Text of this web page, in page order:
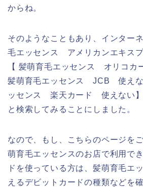
からね。
そのようなこともあり、インター
毛エッセンス アメリカンエキス
【 髪萌育毛エッセンス オリコカ
髪萌育毛エッセンス JCB 使えな
ッセンス 楽天カード 使えない】
と検索してみることにしました。
なので、もし、こちらのページを
萌育毛エッセンスのお店で利用で
ドを使っている方は、髪萌育毛エ
えるデビットカードの種類などを